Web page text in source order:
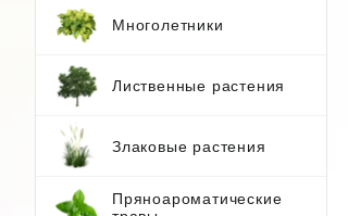
Многолетники
Лиственные растения
Злаковые растения
Пряноароматические